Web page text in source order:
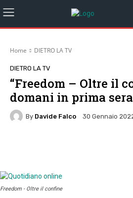
Home DIETRO LA TV
DIETRO LA TV
“Freedom – Oltre il
domani in prima
By Davide Falco 30 Gennaio
Freedom - Oltre il confine